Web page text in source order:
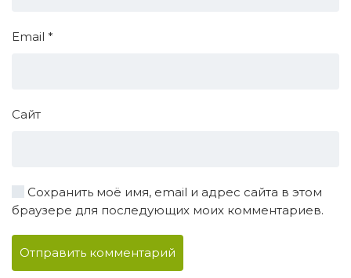
Email *
Сайт
Сохранить моё имя, email и адрес сайта в этом
браузере для последующих моих комментариев.
Отправить комментарий